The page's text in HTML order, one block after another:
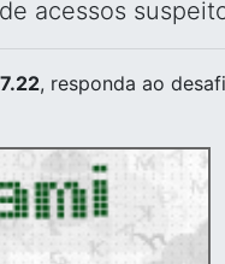
acessos
, responda ao